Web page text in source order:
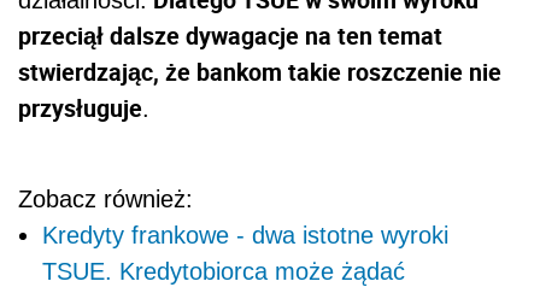
przeciął dalsze dywagacje na ten temat
stwierdzając, że bankom takie roszczenie nie
przysługuje.
Zobacz również:
Kredyty frankowe - dwa istotne wyroki
TSUE. Kredytobiorca może żądać